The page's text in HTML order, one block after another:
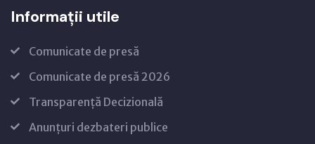
Informații utile
Comunicate de presă
Comunicate de presă 2026
Transparență Decizională
Anunțuri dezbateri publice